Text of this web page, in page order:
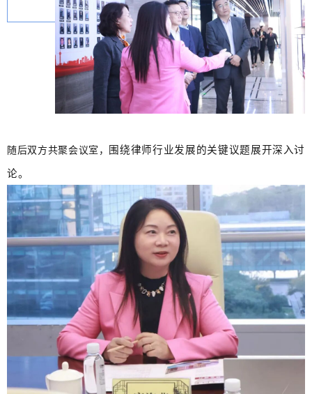
随后双方共聚会议室， 围绕律师行业发展的关键议题展开深入讨
论。